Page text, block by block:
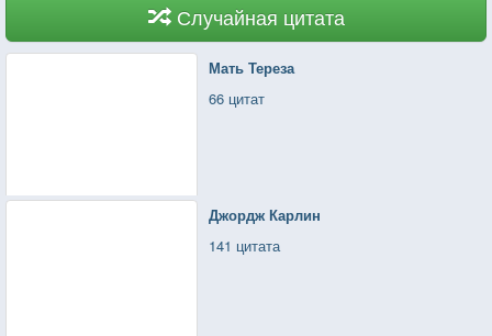
Случайная цитата
Мать Тереза
66 цитат
Джордж Карлин
141 цитата